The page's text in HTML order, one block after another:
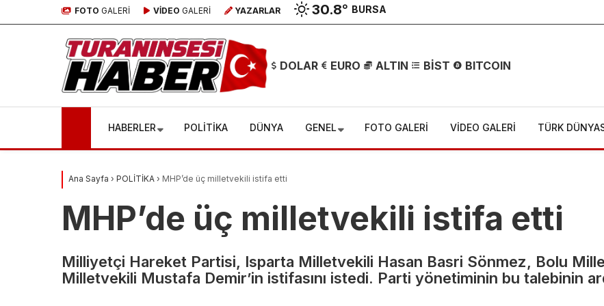
FOTO GALERİ VİDEO GALERİ YAZARLAR 30.8° BURSA
DOLAR EURO ALTIN BİST BITCOIN
HABERLER POLİTİKA DÜNYA GENEL FOTO GALERİ VİDEO GALERİ TÜRK
Ana Sayfa › POLİTİKA › MHP’de üç milletvekili istifa etti
MHP’de üç milletvekili istifa etti
Milliyetçi Hareket Partisi, Isparta Milletvekili Hasan Basri Sönmez, Bolu
Milletvekili Mustafa Demir’in istifasını istedi. Parti yönetiminin bu talebinin
4 yaşındaki
çocuğun
ölümünde
Çocukları